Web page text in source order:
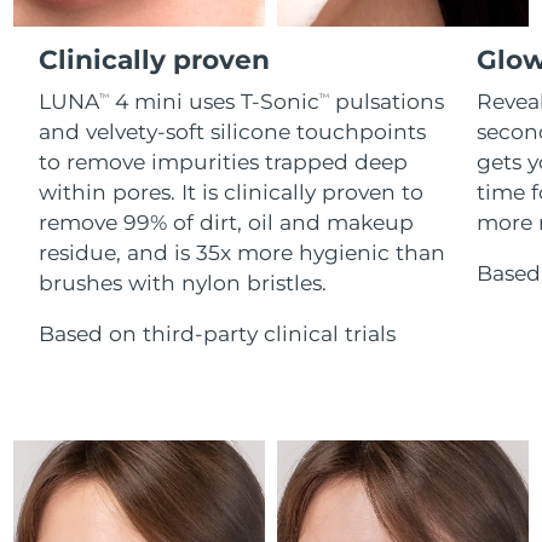
Clinically proven
LUNATM 4 mini uses T-SonicTM
pulsations
and velvety-soft silicone touchpoints
to remove impurities trapped deep
within pores. It is clinically proven to
remove 99% of dirt, oil and makeup
residue, and is 35x more hygienic than
brushes with nylon bristles.
Based on third-party clinical trials
gets
time
more
For healthy hair
18% PAP
Купить
FOREO APP
ПОДРОБНЕЕ
Гибралтар
Ожидаемая дата доставки
Греция
10/8/26
Гонконг (САР)
Ожидаемая дата доставки
11/8/26
Венгрия
Ожидаемая дата доставки
Ирландия
Ожидаемая дата доставки
10/8/26
о-в Мэн
Ожидаемая дата доставки